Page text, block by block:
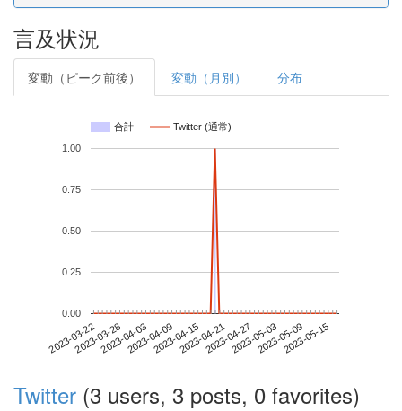
言及状況
変動（ピーク前後） 変動（月別） 分布
合計 Twitter (通常)
2023-03-222023-03-282023-04-032023-04-092023-04-152023-04-212023-04-272023-05-032023-05-092023-05-15
0.00
0.25
0.50
0.75
1.00
Twitter (3 users, 3 posts, 0 favorites)